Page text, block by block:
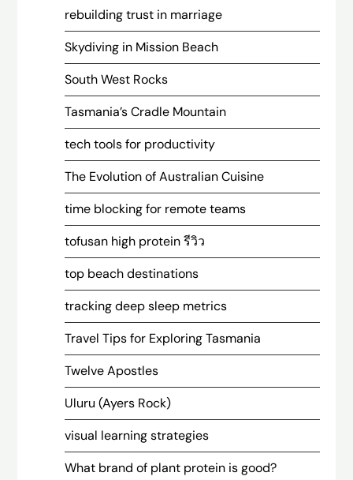
rebuilding trust in marriage
Skydiving in Mission Beach
South West Rocks
Tasmania’s Cradle Mountain
tech tools for productivity
The Evolution of Australian Cuisine
time blocking for remote teams
tofusan high protein รีวิว
top beach destinations
tracking deep sleep metrics
Travel Tips for Exploring Tasmania
Twelve Apostles
Uluru (Ayers Rock)
visual learning strategies
What brand of plant protein is good?